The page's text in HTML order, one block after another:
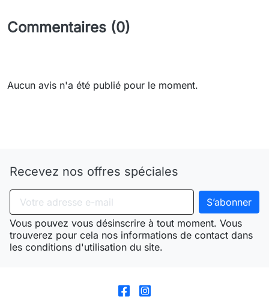
Commentaires (0)
Aucun avis n'a été publié pour le moment.
Recevez nos offres spéciales
Vous pouvez vous désinscrire à tout moment. Vous
trouverez pour cela nos informations de contact dans
les conditions d'utilisation du site.